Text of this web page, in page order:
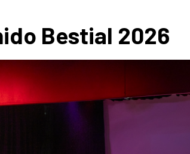
Bestial 2026